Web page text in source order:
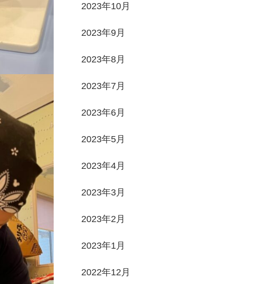
2023年10月
2023年9月
2023年8月
2023年7月
2023年6月
2023年5月
2023年4月
2023年3月
2023年2月
2023年1月
2022年12月